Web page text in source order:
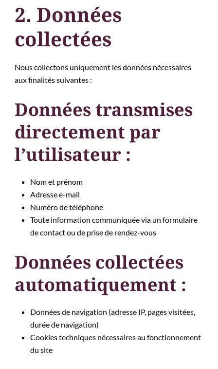
2. Données
collectées
Nous collectons uniquement les données nécessaires
aux finalités suivantes :
Données transmises
directement par
l’utilisateur :
Nom et prénom
Adresse e-mail
Numéro de téléphone
Toute information communiquée via un formulaire
de contact ou de prise de rendez-vous
Données collectées
automatiquement :
Données de navigation (adresse IP, pages visitées,
durée de navigation)
Cookies techniques nécessaires au fonctionnement
du site